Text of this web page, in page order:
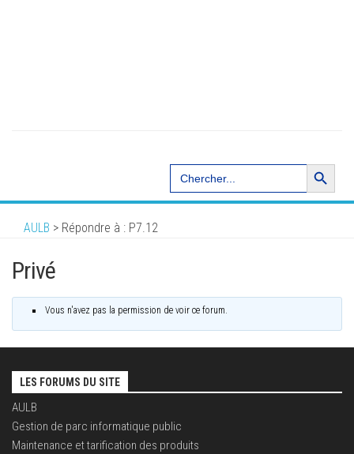
Search
for:
Search Button
AULB > Répondre à : P7.12
Privé
Vous n'avez pas la permission de voir ce forum.
LES FORUMS DU SITE
AULB
Gestion de parc informatique public
Maintenance et tarification des produits